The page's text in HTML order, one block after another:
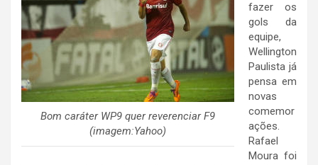
Bom caráter WP9 quer reverenciar F9
(imagem:Yahoo)
fazer os
gols da
equipe,
Wellington
Paulista já
pensa em
novas
comemor
ações.
Rafael
Moura foi